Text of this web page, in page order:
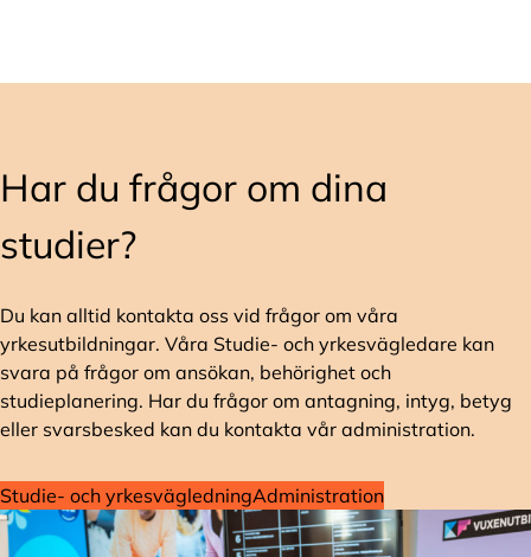
Har du frågor om dina
studier?
Du kan alltid kontakta oss vid frågor om våra
yrkesutbildningar. Våra Studie- och yrkesvägledare kan
svara på frågor om ansökan, behörighet och
studieplanering. Har du frågor om antagning, intyg, betyg
eller svarsbesked kan du kontakta vår administration.
Studie- och yrkesvägledningAdministration